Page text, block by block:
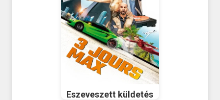
Eszeveszett küldetés